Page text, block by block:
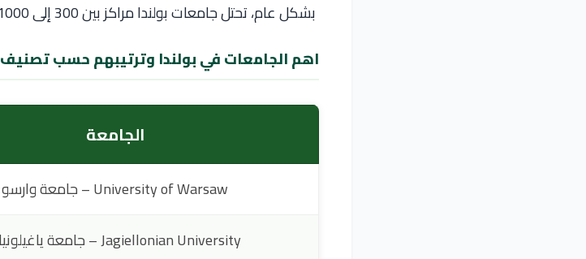
بشكل عام، تحتل جامعاتبولندامراكز بين 300 إلى 1000 عالميًا حسب الجامعة والتخصص.
اهم الجامعات في بولندا وترتيبهم حسب تصنيف QS العالمي
الجامعة
University of Warsaw – جامعة وارسو
Jagiellonian University – جامعة ياغيلونيان